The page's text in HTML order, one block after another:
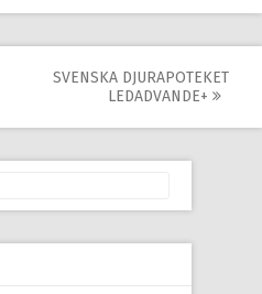
SVENSKA DJURAPOTEKET
LEDADVANDE+